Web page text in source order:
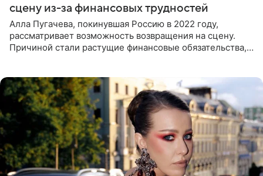
сцену из-за финансовых трудностей
Алла Пугачева, покинувшая Россию в 2022 году,
рассматривает возможность возвращения на сцену.
Причиной стали растущие финансовые обязательства,